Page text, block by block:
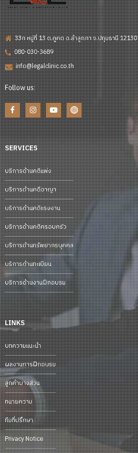
33ก หมู่ที่ 13 ต.คูคต อ.ลำลูกกา จ.ปทุมธานี 12130
080-030-3689
info@legalclinic.co.th
Follow us:
SERVICES
บริการด้านคดีแพ่ง
บริการด้านคดีอาญา
บริการด้านคดีแรงงาน
บริการด้านคดีครอบครัว
บริการด้านทรัพยากรบุคคล
บริการด้านทะเบียน
บริการด้านงานฝึกอบรม
LINKS
บทความแนะนำ
ผลงานการฝึกอบรม
ลูกค้าบางส่วน
ทนายความ
ทีมที่ปรึกษา
Privacy Notice